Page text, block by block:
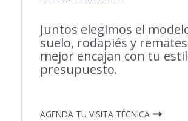
Juntos elegimos el
suelo, rodapiés y
mejor encajan con tu
presupuesto.
AGENDA TU VISITA TÉCNICA